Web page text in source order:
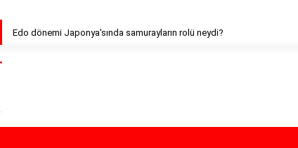
Edo dönemi Japonya'sında samurayların rolü neydi?